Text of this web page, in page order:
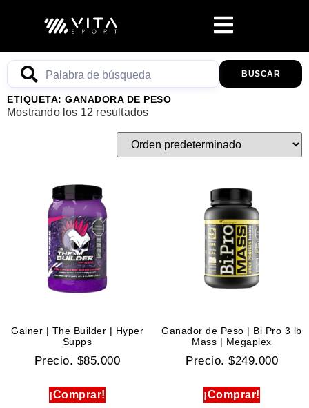
BUSCAR
ETIQUETA: GANADORA DE PESO
Mostrando los 12 resultados
Gainer | The Builder | Hyper
Supps
Precio. $85.000
¡Comprar!
Ganador de Peso | Bi Pro 3 lb
Mass | Megaplex
Precio. $249.000
¡Comprar!